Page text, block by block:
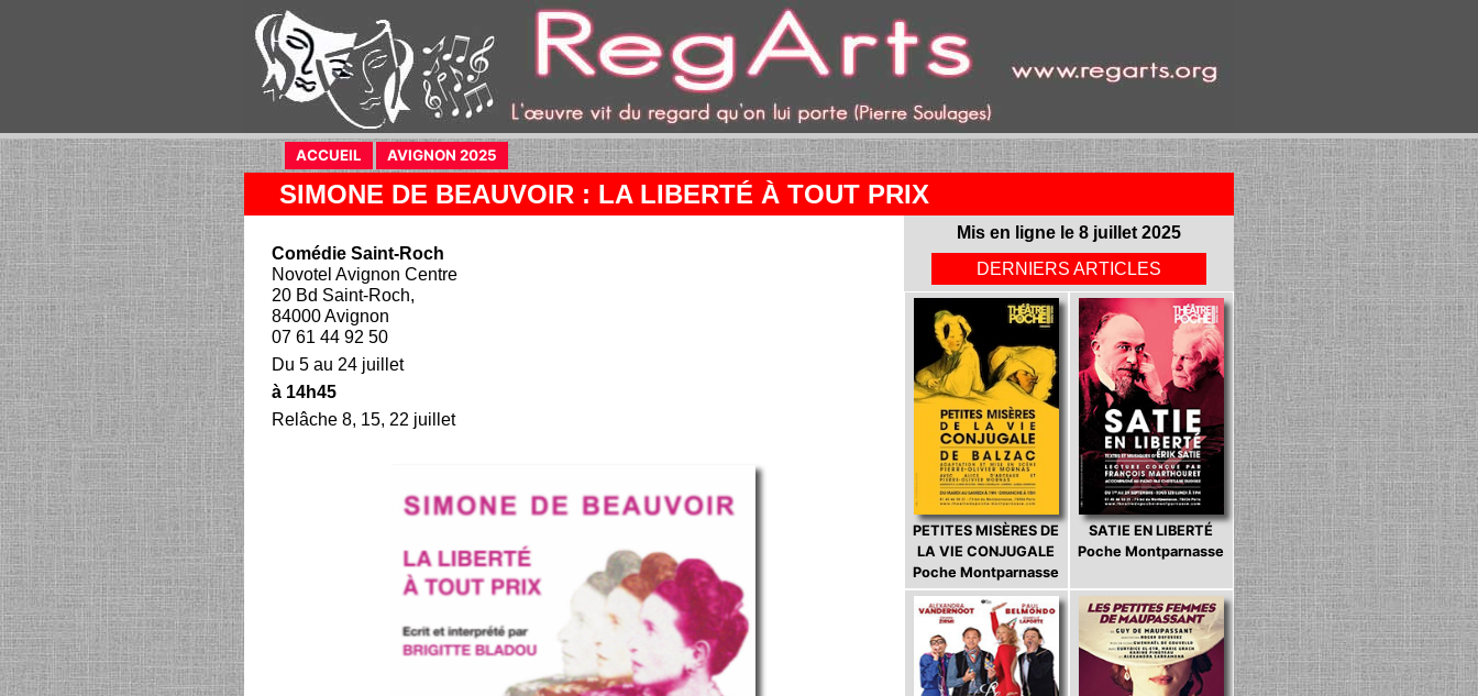
ACCUEIL (current)
AVIGNON 2025 (current)
SIMONE DE BEAUVOIR : LA LIBERTÉ À TOUT PRIX
Comédie Saint-Roch
Novotel Avignon Centre
20 Bd Saint-Roch,
84000 Avignon
07 61 44 92 50
Du 5 au 24 juillet
à 14h45
Relâche 8, 15, 22 juillet
Mis en ligne le 8 juillet 2025
DERNIERS ARTICLES
PETITES MISÈRES DE
LA VIE CONJUGALE
Poche Montparnasse
SATIE EN LIBERTÉ
Poche Montparnasse